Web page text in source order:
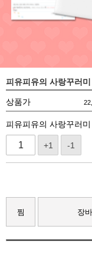
피유피유의 사랑꾸러미
상품가
피유피유의 사랑꾸러미
+1 -1
찜 장